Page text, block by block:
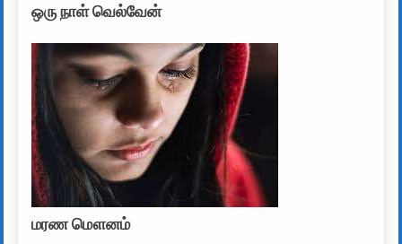
ஒரு நாள் வெல்வேன்
மரண மௌனம்